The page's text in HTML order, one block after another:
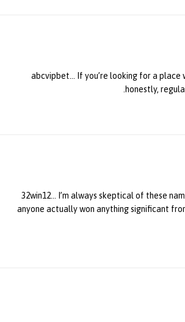
abcvipbet… If you’re looking for a place
honestly,
32win12… I’m always skeptical of these
anyone actually won anything significant